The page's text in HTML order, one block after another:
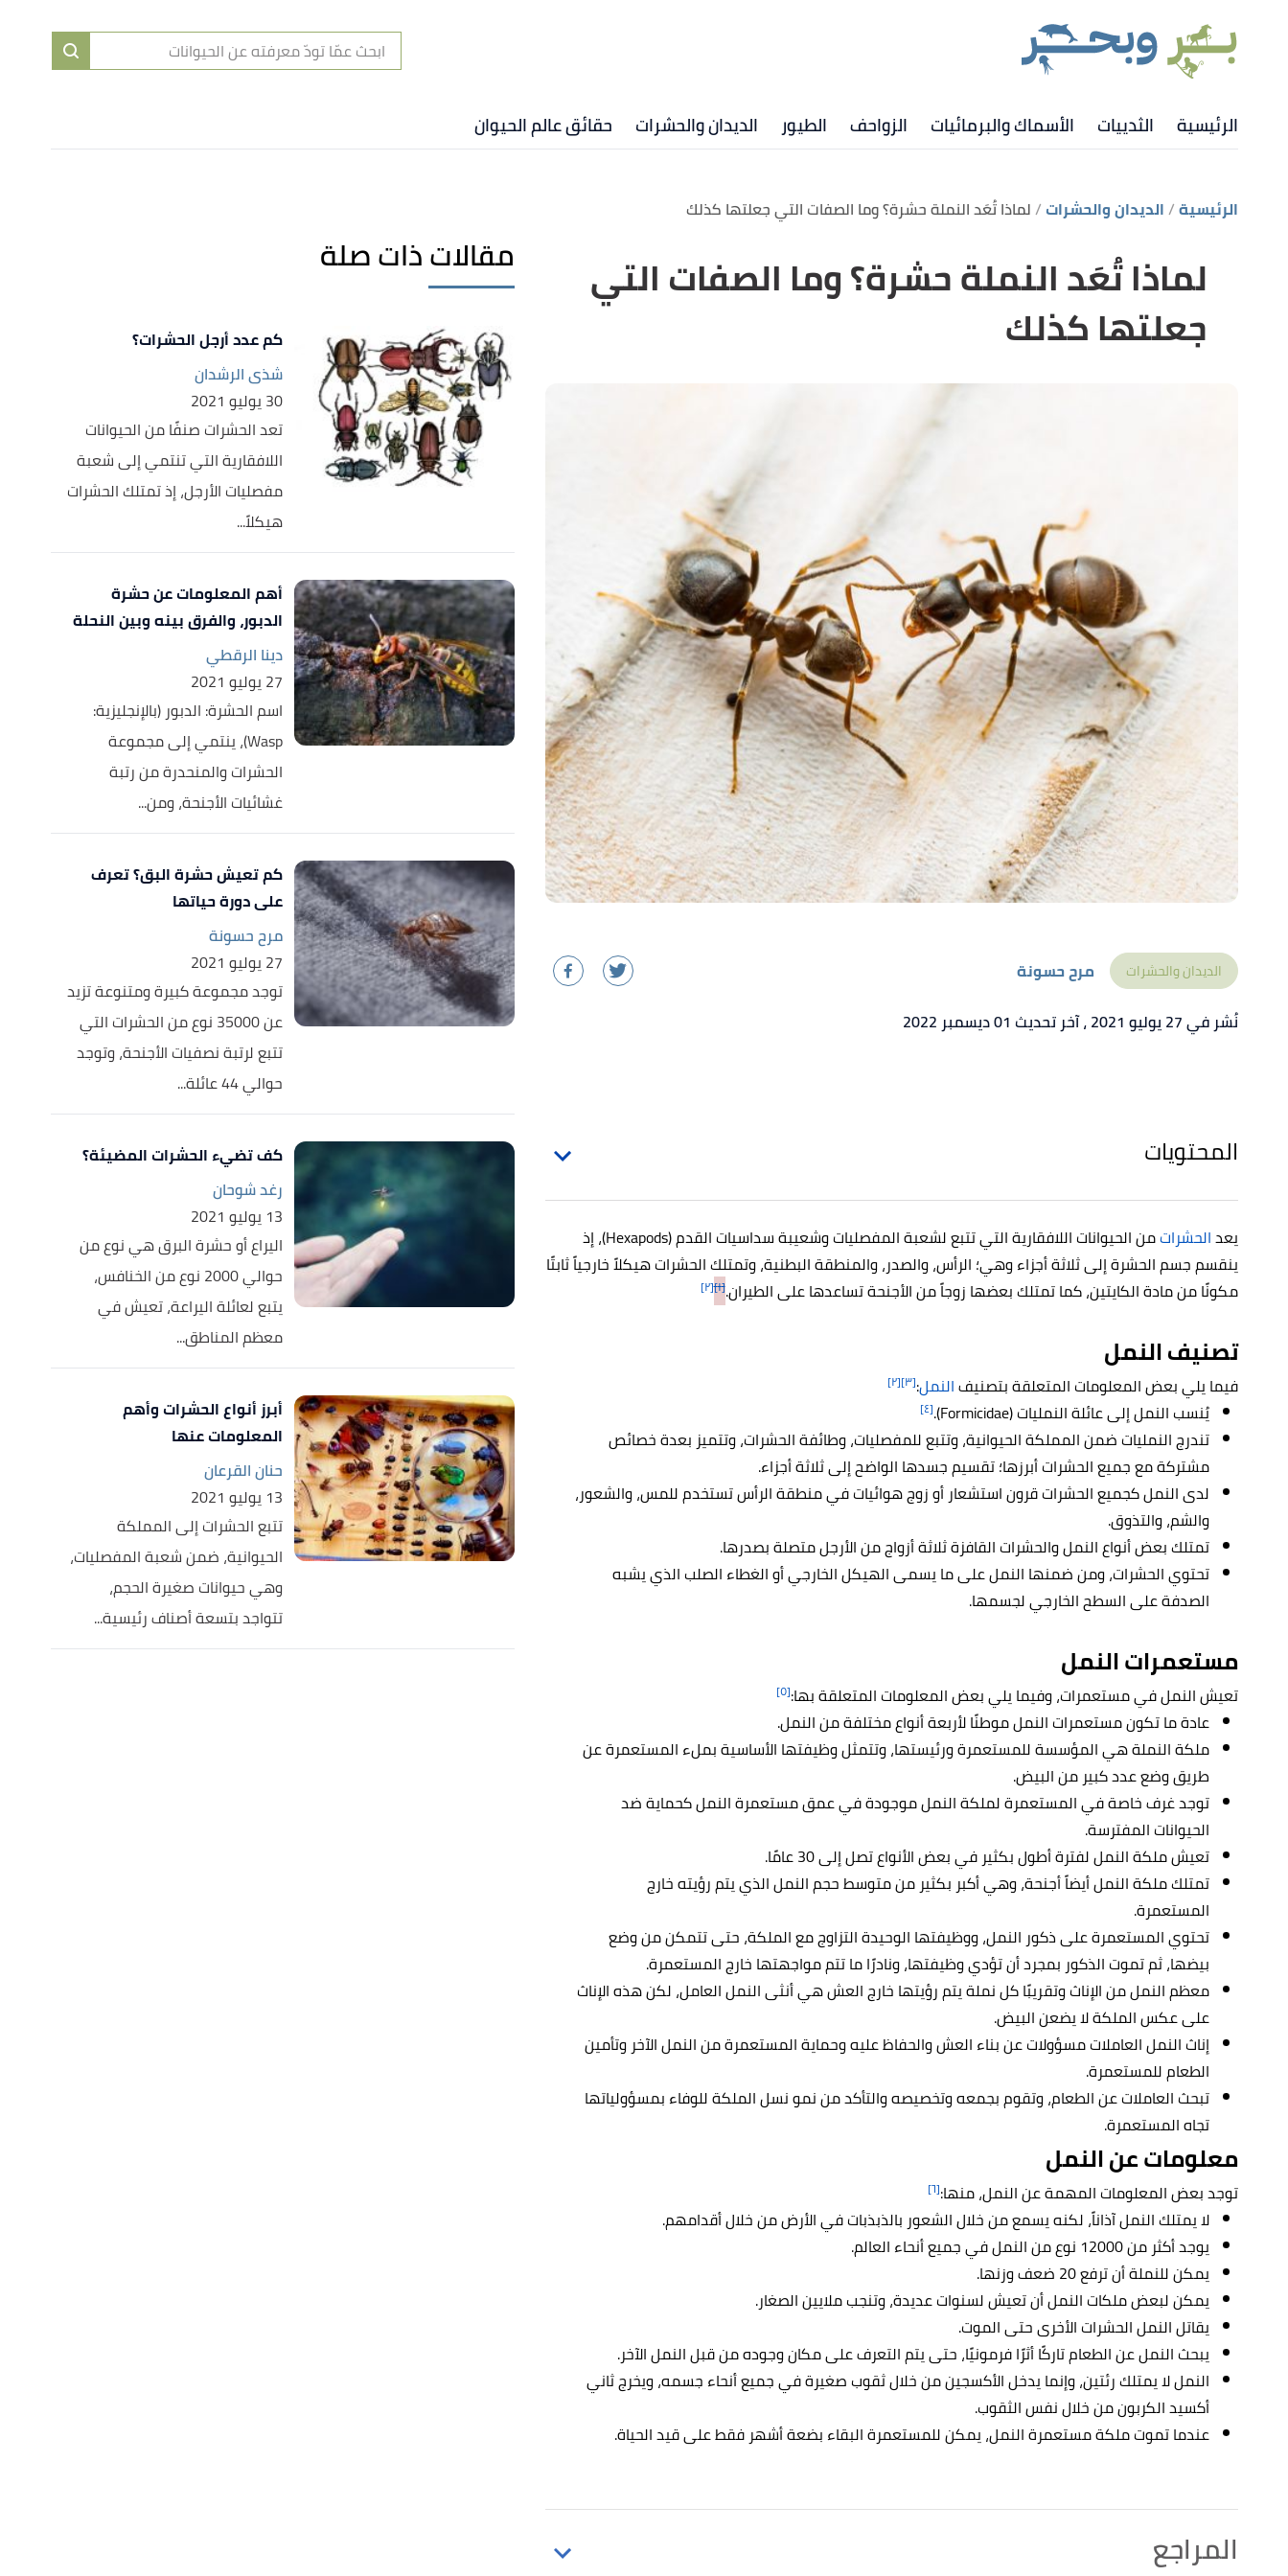
الرئيسية الثدييات الأسماك والبرمائيات الزواحف الطيور الديدان والحشرات حقائق عالم الحيوان
الرئيسية الديدان والحشرات لماذا تُعَد النملة حشرة؟ وما الصفات التي جعلتها كذلك
لماذا تُعَد النملة حشرة؟ وما الصفات التي
جعلتها كذلك
الديدان والحشرات
مرح حسونة
نُشر في 27 يوليو 2021
، آخر تحديث 01 ديسمبر 2022
المحتويات
يعدالحشرات
من الحيوانات اللافقارية التي تتبع لشعبة المفصليات وشعيبة سداسيات القدم (Hexapods)، إذ
ينقسم جسم الحشرة إلى ثلاثة أجزاء وهي؛ الرأس، والصدر، والمنطقة البطنية، وتمتلك الحشرات هيكلاً خارجياً ثابتًا
مكونًا من مادة الكايتين، كما تمتلك بعضها زوجاً من الأجنحة تساعدها على الطيران.[١] [٢]
تصنيف النمل
فيما يلي بعض المعلومات المتعلقة بتصنيفالنمل:[٣] [٢]
يُنسب النمل إلى عائلة النمليات (Formicidae). [٤]
تندرج النمليات ضمن المملكة الحيوانية، وتتبع للمفصليات، وطائفة الحشرات، وتتميز بعدة خصائص
مشتركة مع جميع الحشرات أبرزها؛ تقسيم جسدها الواضح إلى ثلاثة أجزاء.
لدى النمل كجميع الحشرات قرون استشعار أو زوج هوائيات في منطقة الرأس تستخدم للمس، والشعور،
والشم، والتذوق.
تمتلك بعض أنواع النمل والحشرات القافزة ثلاثة أزواج من الأرجل متصلة بصدرها.
تحتوي الحشرات، ومن ضمنها النمل على ما يسمى الهيكل الخارجي أو الغطاء الصلب الذي يشبه
الصدفة على السطح الخارجي لجسمها.
مستعمرات النمل
تعيش النمل في مستعمرات، وفيما يلي بعض المعلومات المتعلقة بها:[٥]
عادة ما تكون مستعمرات النمل موطنًا لأربعة أنواع مختلفة من النمل.
ملكة النملة هي المؤسسة للمستعمرة ورئيستها، وتتمثل وظيفتها الأساسية بملء المستعمرة عن
طريق وضع عدد كبير من البيض.
توجد غرف خاصة في المستعمرة لملكة النمل موجودة في عمق مستعمرة النمل كحماية ضد
الحيوانات المفترسة.
تعيش ملكة النمل لفترة أطول بكثير في بعض الأنواع تصل إلى 30 عامًا.
تمتلك ملكة النمل أيضاً أجنحة، وهي أكبر بكثير من متوسط حجم النمل الذي يتم رؤيته خارج
المستعمرة.
تحتوي المستعمرة على ذكور النمل، ووظيفتها الوحيدة التزاوج مع الملكة، حتى تتمكن من وضع
بيضها، ثم تموت الذكور بمجرد أن تؤدي وظيفتها، ونادرًا ما تتم مواجهتها خارج المستعمرة.
معظم النمل من الإناث وتقريبًا كل نملة يتم رؤيتها خارج العش هي أنثى النمل العامل، لكن هذه الإناث
على عكس الملكة لا يضعن البيض.
إناث النمل العاملات مسؤولات عن بناء العش والحفاظ عليه وحماية المستعمرة من النمل الآخر وتأمين
الطعام للمستعمرة.
تبحث العاملات عن الطعام، وتقوم بجمعه وتخصيصه والتأكد من نمو نسل الملكة للوفاء بمسؤولياتها
تجاه المستعمرة.
معلومات عن النمل
توجد بعض المعلومات المهمة عن النمل، منها:[٦]
لا يمتلك النمل آذاناً، لكنه يسمع من خلال الشعور بالذبذبات في الأرض من خلال أقدامهم.
يوجد أكثر من 12000 نوع من النمل في جميع أنحاء العالم.
يمكن للنملة أن ترفع 20 ضعف وزنها.
يمكن لبعض ملكات النمل أن تعيش لسنوات عديدة، وتنجب ملايين الصغار.
يقاتل النمل الحشرات الأخرى حتى الموت.
يبحث النمل عن الطعام تاركًا أثرًا فرمونيًا، حتى يتم التعرف على مكان وجوده من قبل النمل الآخر.
النمل لا يمتلك رئتين، وإنما يدخل الأكسجين من خلال ثقوب صغيرة في جميع أنحاء جسمه، ويخرج ثاني
أكسيد الكربون من خلال نفس الثقوب.
عندما تموت ملكة مستعمرة النمل، يمكن للمستعمرة البقاء بضعة أشهر فقط على قيد الحياة.
المراجع
مقالات ذات صلة
كم عدد أرجل الحشرات؟
شذى الرشدان
30 يوليو 2021
تعد الحشرات صنفًا من الحيوانات
اللافقارية التي تنتمي إلى شعبة
مفصليات الأرجل، إذ تمتلك الحشرات
هيكلاً...
أهم المعلومات عن حشرة
الدبور، والفرق بينه وبين النحلة
دينا الرقطي
27 يوليو 2021
اسم الحشرة: الدبور (بالإنجليزية:
Wasp)، ينتمي إلى مجموعة
الحشرات والمنحدرة من رتبة
غشائيات الأجنحة، ومن...
كم تعيش حشرة البق؟ تعرف
على دورة حياتها
مرح حسونة
27 يوليو 2021
توجد مجموعة كبيرة ومتنوعة تزيد
عن 35000 نوع من الحشرات التي
تتبع لرتبة نصفيات الأجنحة، وتوجد
حوالي 44 عائلة...
كف تضيء الحشرات المضيئة؟
رغد شوحان
13 يوليو 2021
اليراع أو حشرة البرق هي نوع من
حوالي 2000 نوع من الخنافس،
يتبع لعائلة اليراعة، تعيش في
معظم المناطق...
أبرز أنواع الحشرات وأهم
المعلومات عنها
حنان القرعان
13 يوليو 2021
تتبع الحشرات إلى المملكة
الحيوانية، ضمن شعبة المفصليات،
وهي حيوانات صغيرة الحجم،
تتواجد بتسعة أصناف رئيسية...